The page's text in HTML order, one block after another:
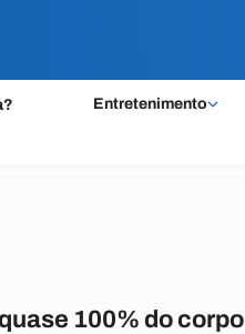
Entretenimento
100% do corpo